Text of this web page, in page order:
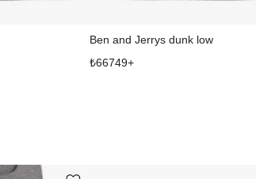
Ben and Jerrys dunk low
₺66749+